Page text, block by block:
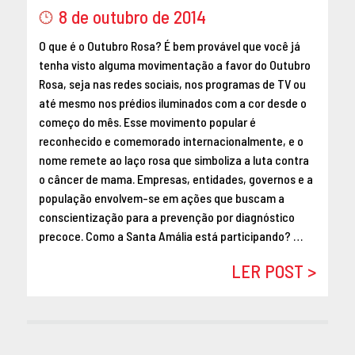
MAIO 2016
ABRIL 2016
MARÇO 2016
FEVEREIRO 2016
JANEIRO 2016
DEZEMBRO 2015
NOVEMBRO 2015
OUTUBRO 2015
SETEMBRO 2015
AGOSTO 2015
JULHO 2015
8 de outubro de 2014
O que é o Outubro Rosa? É bem provável que você já
tenha visto alguma movimentação a favor do Outubro
Rosa, seja nas redes sociais, nos programas de TV ou
até mesmo nos prédios iluminados com a cor desde o
começo do mês. Esse movimento popular é
reconhecido e comemorado internacionalmente, e o
nome remete ao laço rosa que simboliza a luta contra
o câncer de mama. Empresas, entidades, governos e a
população envolvem-se em ações que buscam a
conscientização para a prevenção por diagnóstico
precoce. Como a Santa Amália está participando? …
LER POST >